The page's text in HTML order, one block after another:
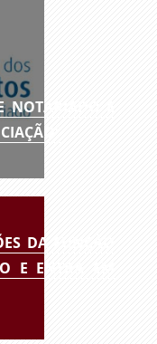
NOTARIADO É
DA FUNÇÃO
E ENTRA EM